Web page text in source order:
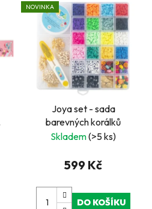
NOVINKA
Joya set - sada
barevných korálků
Skladem(>5 ks)
599 Kč
DO KOŠÍKU